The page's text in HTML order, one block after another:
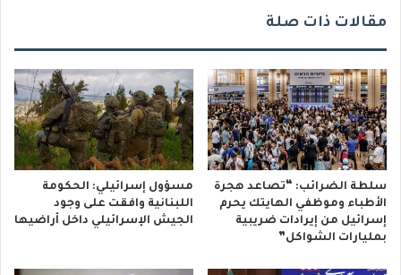
مقالات ذات صلة
سلطة الضرائب: “تصاعد هجرة
الأطباء وموظفي الهايتك يحرم
إسرائيل من إيرادات ضريبية
بمليارات الشواكل”
مسؤول إسرائيلي: الحكومة
اللبنانية وافقت على وجود
الجيش الإسرائيلي داخل أراضيها